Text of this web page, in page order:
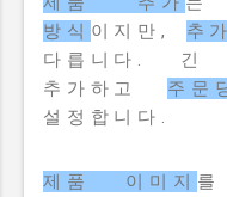
방식 이지만, 추
다릅니다. 긴
추가하고 주
설정합니다.
제품 이미지